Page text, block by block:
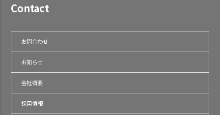
Contact
お問合わせ
お知らせ
会社概要
採用情報